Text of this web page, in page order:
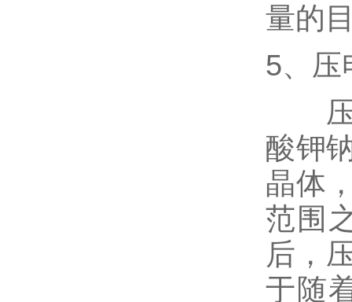
量的
5、压
压
酸钾
晶体
范围
后，
于随